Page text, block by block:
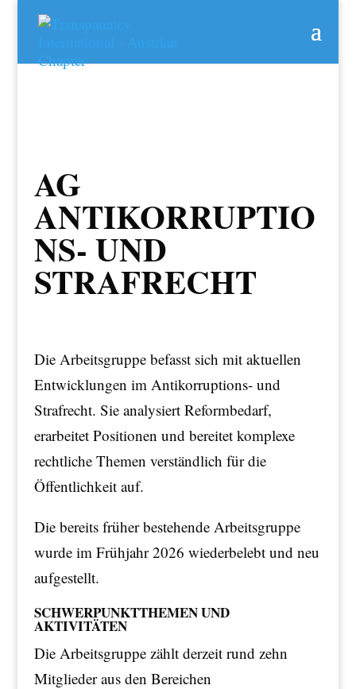
AG
ANTIKORRUPTIO
NS- UND
STRAFRECHT
Die Arbeitsgruppe befasst sich mit aktuellen
Entwicklungen im Antikorruptions- und
Strafrecht. Sie analysiert Reformbedarf,
erarbeitet Positionen und bereitet komplexe
rechtliche Themen verständlich für die
Öffentlichkeit auf.
Die bereits früher bestehende Arbeitsgruppe
wurde im Frühjahr 2026 wiederbelebt und neu
aufgestellt.
SCHWERPUNKTTHEMEN UND
AKTIVITÄTEN
Die Arbeitsgruppe zählt derzeit rund zehn
Mitglieder aus den Bereichen